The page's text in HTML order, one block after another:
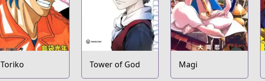
Toriko Tower of God Magi